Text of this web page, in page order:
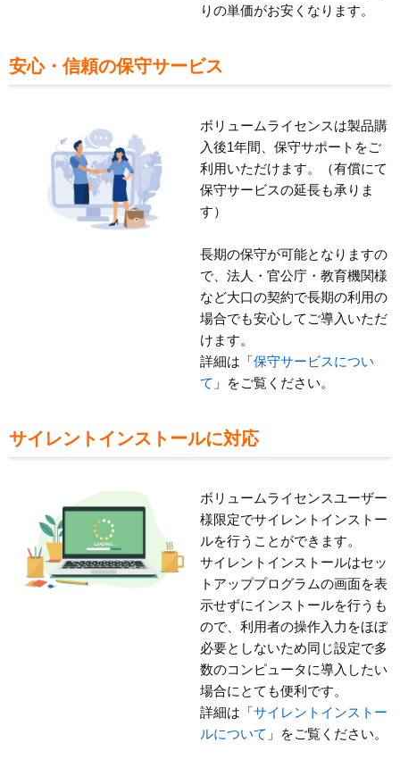
りの単価がお安くなります。
安心・信頼の保守サービス
ボリュームライセンスは製品購
入後1年間、保守サポートをご
利用いただけます。（有償にて
保守サービスの延長も承りま
す）
長期の保守が可能となりますの
で、法人・官公庁・教育機関様
など大口の契約で長期の利用の
場合でも安心してご導入いただ
けます。
詳細は「保守サービスについ
て 」をご覧ください。
サイレントインストールに対応
ボリュームライセンスユーザー
様限定でサイレントインストー
ルを行うことができます。
サイレントインストールはセッ
トアッププログラムの画面を表
示せずにインストールを行うも
ので、利用者の操作入力をほぼ
必要としないため同じ設定で多
数のコンピュータに導入したい
場合にとても便利です。
詳細は「サイレントインストー
ルについて 」をご覧ください。